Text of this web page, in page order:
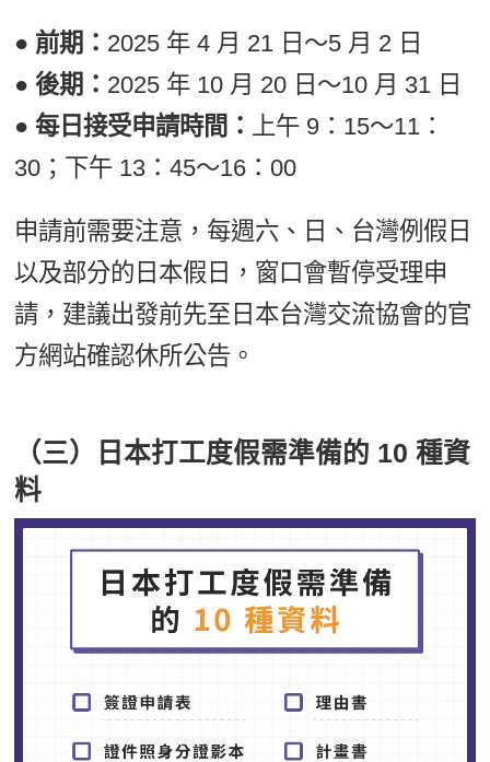
● 前期： 2025 年 4 月 21 日～5 月 2 日
● 後期： 2025 年 10 月 20 日～10 月 31 日
● 每日接受申請時間：
上午 9：15～11：
30；下午 13：45～16：00
申請前需要注意，每週六、日、台灣例假日
以及部分的日本假日，窗口會暫停受理申
請，建議出發前先至日本台灣交流協會的官
方網站確認休所公告。
（三）日本打工度假需準備的 10 種資
料